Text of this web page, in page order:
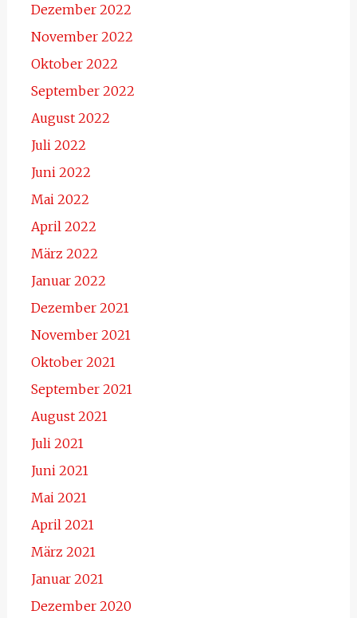
Dezember 2022
November 2022
Oktober 2022
September 2022
August 2022
Juli 2022
Juni 2022
Mai 2022
April 2022
März 2022
Januar 2022
Dezember 2021
November 2021
Oktober 2021
September 2021
August 2021
Juli 2021
Juni 2021
Mai 2021
April 2021
März 2021
Januar 2021
Dezember 2020